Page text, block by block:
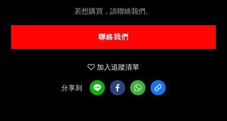
若想購買，請聯絡我們。
聯絡我們
加入追蹤清單
分享到